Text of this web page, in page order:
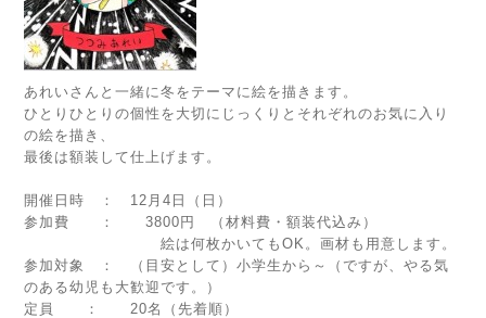
あれいさんと一緒に冬をテーマに絵を描きます。
ひとりひとりの個性を大切にじっくりとそれぞれのお気に入り
の絵を描き、
最後は額装して仕上げます。
開催日時 ： 12月4日（日）
参加費 ： 3800円 （材料費・額装代込み）
絵は何枚かいてもOK。画材も用意します。
参加対象 ： （目安として）小学生から～（ですが、やる気
のある幼児も大歓迎です。）
定員 ： 20名（先着順）